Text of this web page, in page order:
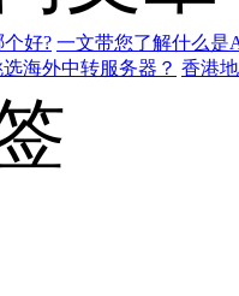
好? 一文带您了解什么是
海外中转服务器？ 香港